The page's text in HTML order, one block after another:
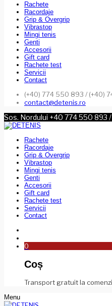
Rachete
Racordaje
Grip & Overgrip
Vibrastop
Mingi tenis
Genti
Accesorii
Gift card
Rachete test
Servicii
Contact
(+40) 774 550 893 / (+40)
contact@detenis.ro
Sos. Nordului +40 774 550 893
Rachete
Racordaje
Grip & Overgrip
Vibrastop
Mingi tenis
Genti
Accesorii
Gift card
Rachete test
Servicii
Contact
0
Coș
Transport gratuit la
Menu